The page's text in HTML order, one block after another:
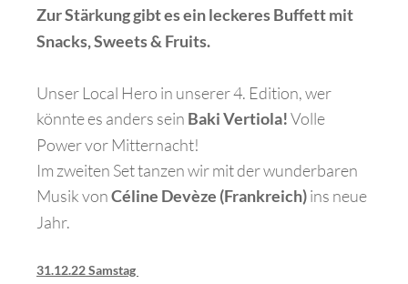
Zur Stärkung gibt es ein leckeres Buffett mit
Snacks, Sweets & Fruits.
Unser Local Hero in unserer 4. Edition, wer
könnte es anders sein Baki Vertiola!Volle
Power vor Mitternacht!
Im zweiten Set tanzen wir mit der wunderbaren
Musik vonCéline Devèze (Frankreich)ins neue
Jahr.
31.12.22 Samstag